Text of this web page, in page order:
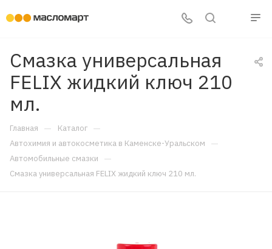
Смазка универсальная
FELIX жидкий ключ 210
мл.
Главная — Каталог —
Автохимия и автокосметика в Каменске-Уральском —
Автомобильные смазки —
Смазка универсальная FELIX жидкий ключ 210 мл.